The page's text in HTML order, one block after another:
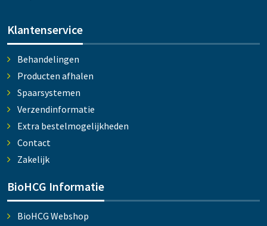
Klantenservice
Behandelingen
Producten afhalen
Spaarsystemen
Verzendinformatie
Extra bestelmogelijkheden
Contact
Zakelijk
BioHCG Informatie
BioHCG Webshop